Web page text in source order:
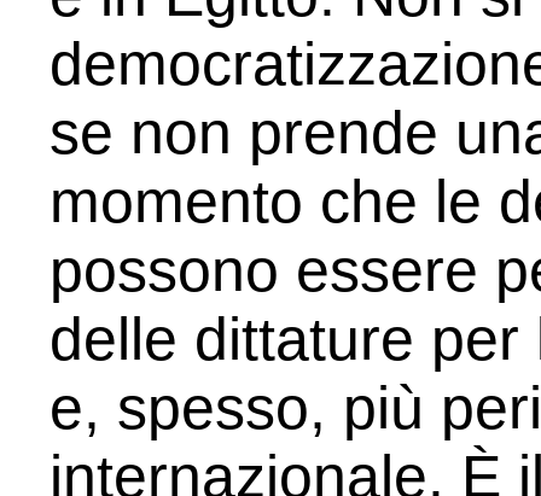
se non prende
momento che le
possono essere
delle dittature
e, spesso, più
internazionale. È